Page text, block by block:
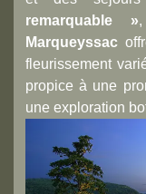
remarquable »
Marqueyssac
fleurissement
propice à une
une exploration